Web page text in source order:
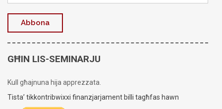
GĦIN LIS-SEMINARJU
Kull għajnuna hija apprezzata.
Tista’ tikkontribwixxi finanzjarjament billi tagħfas hawn